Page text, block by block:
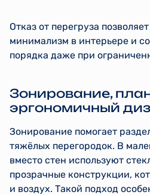
Отказ от перегруза
минимализм в интерьере и
порядка даже при
Зонирование,
эргономичный
Зонирование помогает
тяжёлых перегородок. В
вместо стен используют
прозрачные конструкции,
и воздух. Такой подход